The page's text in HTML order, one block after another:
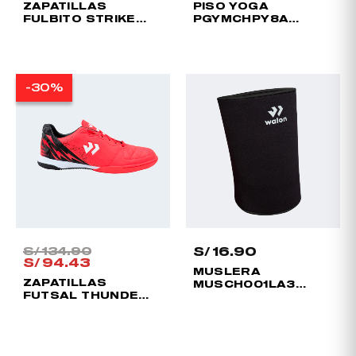
ZAPATILLAS
FULBITO STRIKE
PISO YOGA
PGYMCHPY8A
-30%
-30%
S/134.90
precio
original
era:
S/ 134.90.
S/ 94.43
precio
actual
es:
S/ 94.43.
ZAPATILLAS
FUTSAL THUNDER
S/ 16.90
MUSLERA
MUSCH001LA3